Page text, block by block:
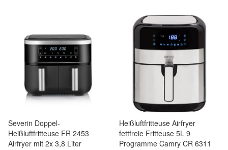
Severin Doppel-
Heißluftfritteuse FR 2453
Airfryer mit 2x 3,8 Liter
Heißluftfritteuse Airfryer
fettfreie Fritteuse 5L 9
Programme Camry CR 6311